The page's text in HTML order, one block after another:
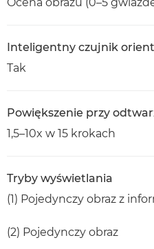
Inteligentny czujnik
Tak
Powiększenie przy
1,5–10x w 15 krokach
Tryby wyświetlania
(1) Pojedynczy obraz z
(2) Pojedynczy obraz